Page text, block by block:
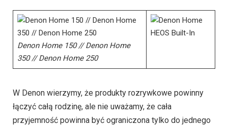
Denon Home 150 // Denon Home
350 // Denon Home 250
W Denon wierzymy, że produkty rozrywkowe powinny
łączyć całą rodzinę, ale nie uważamy, że cała
przyjemność powinna być ograniczona tylko do jednego